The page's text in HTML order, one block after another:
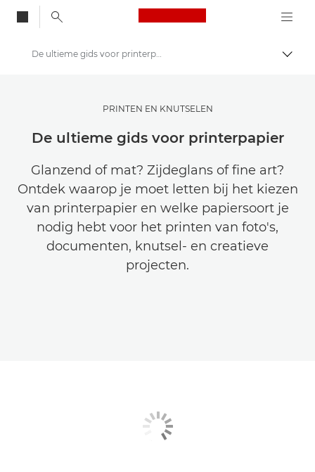
Canon Logo, back
Raak geïnspireerd | Fotografie- en printtips en aankoopgidsen
Tips en technieken voor fotografie en printen
De ultieme gids voor printerpapier
PRINTEN EN KNUTSELEN
De ultieme gids voor printerpapier
Glanzend of mat? Zijdeglans of fine art?
Ontdek waarop je moet letten bij het kiezen
van printerpapier en welke papiersoort je
nodig hebt voor het printen van foto's,
documenten, knutsel- en creatieve
projecten.